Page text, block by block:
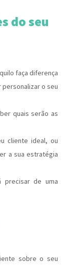
do seu
faça diferença
personalizar o seu
quais serão as
cliente ideal, ou
a sua estratégia
precisar de uma
sobre o seu